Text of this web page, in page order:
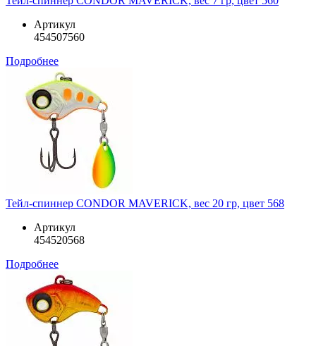
Артикул
454507560
Подробнее
Тейл-спиннер CONDOR MAVERICK, вес 20 гр, цвет 568
Артикул
454520568
Подробнее